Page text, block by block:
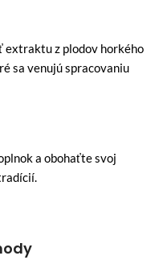
z plodov horkého
sa venujú spracovaniu
a obohaťte svoj